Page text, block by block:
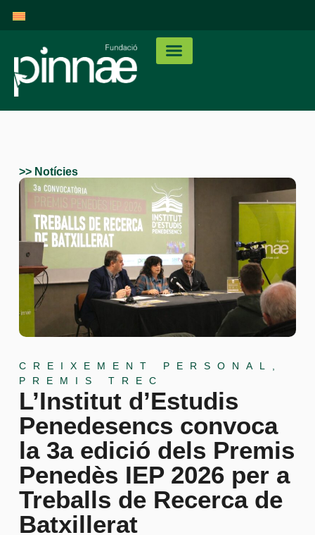
>> Notícies
CREIXEMENT PERSONAL
PREMIS TREC
L’Institut d’Estudis
Penedesencs convoca
la 3a edició dels Premis
Penedès IEP 2026 per a
Treballs de Recerca de
Batxillerat